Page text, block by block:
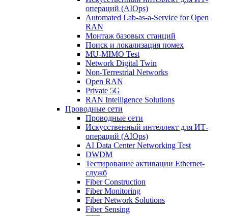
операций (AIOps)
Automated Lab-as-a-Service for Open
RAN
Монтаж базовых станций
Поиск и локализация помех
MU-MIMO Test
Network Digital Twin
Non-Terrestrial Networks
Open RAN
Private 5G
RAN Intelligence Solutions
Проводные сети
Проводные сети
Искусственный интеллект для ИТ-
операций (AIOps)
AI Data Center Networking Test
DWDM
Тестирование активации Ethernet-
служб
Fiber Construction
Fiber Monitoring
Fiber Network Solutions
Fiber Sensing